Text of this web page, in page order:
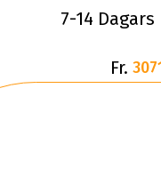
7-14
Fr.